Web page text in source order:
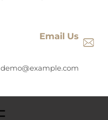
Email Us
demo@example.com